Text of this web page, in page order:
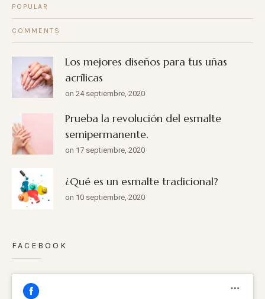
POPULAR
COMMENTS
Los mejores diseños para tus uñas
acrílicas
on 24 septiembre, 2020
Prueba la revolución del esmalte
semipermanente.
on 17 septiembre, 2020
¿Qué es un esmalte tradicional?
on 10 septiembre, 2020
FACEBOOK